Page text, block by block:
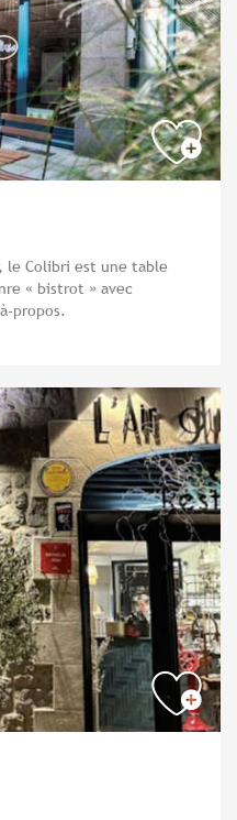
le Colibri est une table
« bistrot » avec
propos.